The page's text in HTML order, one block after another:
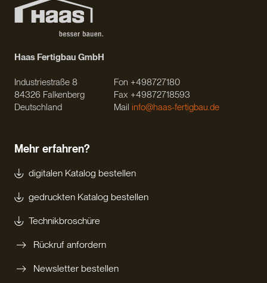
Haas Fertigbau GmbH
Industriestraße 8
84326 Falkenberg
Deutschland
Fon +498727180
Fax +49872718593
Mail info@haas-fertigbau.de
Mehr erfahren?
digitalen Katalog bestellen
gedruckten Katalog bestellen
Technikbroschüre
Rückruf anfordern
Newsletter bestellen